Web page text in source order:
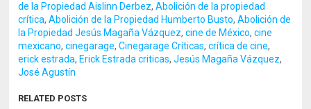
de la Propiedad Aislinn Derbez,Abolición de la propiedad
crítica,Abolición de la Propiedad Humberto Busto,Abolición de
la Propiedad Jesús Magaña Vázquez,cine de México,cine
mexicano,cinegarage,Cinegarage Críticas,crítica de cine,
erick estrada, Erick Estrada criticas,Jesús Magaña Vázquez,
José Agustín
RELATED POSTS